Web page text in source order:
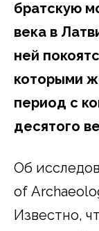
братскую
века в
ней
которыми
период с
десятого
Об
of
Известно,